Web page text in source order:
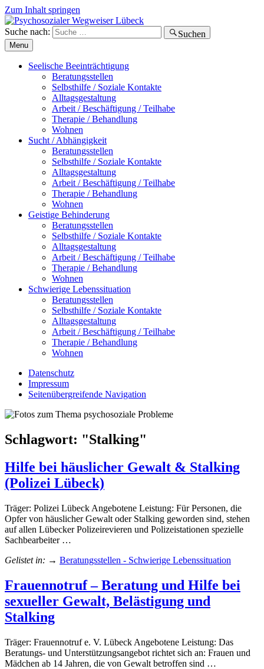
Zum Inhalt springen
Suche nach: Suchen
Menu
Seelische Beeinträchtigung
Beratungsstellen
Selbsthilfe / Soziale Kontakte
Alltagsgestaltung
Arbeit / Beschäftigung / Teilhabe
Therapie / Behandlung
Wohnen
Sucht / Abhängigkeit
Beratungsstellen
Selbsthilfe / Soziale Kontakte
Alltagsgestaltung
Arbeit / Beschäftigung / Teilhabe
Therapie / Behandlung
Wohnen
Geistige Behinderung
Beratungsstellen
Selbsthilfe / Soziale Kontakte
Alltagsgestaltung
Arbeit / Beschäftigung / Teilhabe
Therapie / Behandlung
Wohnen
Schwierige Lebenssituation
Beratungsstellen
Selbsthilfe / Soziale Kontakte
Alltagsgestaltung
Arbeit / Beschäftigung / Teilhabe
Therapie / Behandlung
Wohnen
Datenschutz
Impressum
Seitenübergreifende Navigation
Schlagwort: "Stalking"
Hilfe bei häuslicher Gewalt & Stalking
(Polizei Lübeck)
Träger: Polizei Lübeck Angebotene Leistung: Für Personen, die
Opfer von häuslicher Gewalt oder Stalking geworden sind, stehen
auf allen Lübecker Polizeirevieren und Polizeistationen spezielle
Sachbearbeiter …
Gelistet in: → Beratungsstellen - Schwierige Lebenssituation
Frauennotruf – Beratung und Hilfe bei
sexueller Gewalt, Belästigung und
Stalking
Träger: Frauennotruf e. V. Lübeck Angebotene Leistung: Das
Beratungs- und Unterstützungsangebot richtet sich an: Frauen und
Mädchen ab 14 Jahren, die von Gewalt betroffen sind …